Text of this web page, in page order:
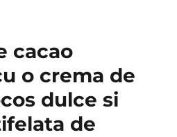
cacao
o crema de
dulce si
de